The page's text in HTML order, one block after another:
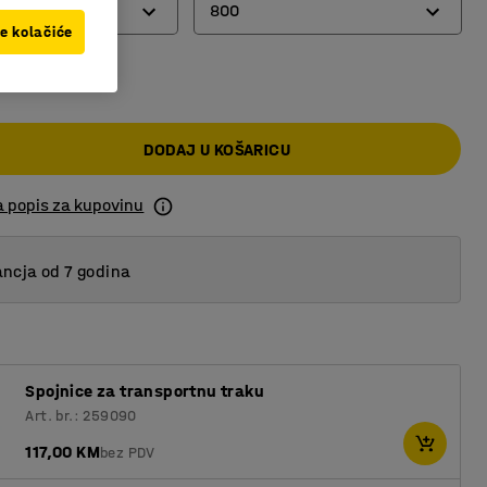
800
500
DODAJ U KOŠARICU
popis za kupovinu
od 7 godina
Spojnice za transportnu traku
Art. br.: 259090
117,00 KMbez PDV
kolačiće